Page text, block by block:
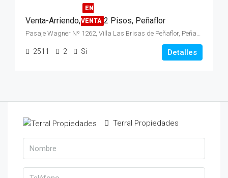
EN
VENTA
Venta-Arriendo, Casa, 2 Pisos, Peñaflor
Pasaje Wagner Nº 1262, Villa Las Brisas de Peñaflor, Peñaflor
2511 2 Si Detalles
Terral Propiedades